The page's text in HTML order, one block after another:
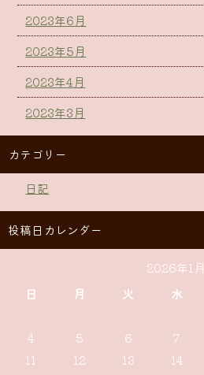
2023年6月
2023年5月
2023年4月
2023年3月
カテゴリー
日記
投稿日カレンダー
2026年1月
日
月 火 水
4
5 6 7
11
12 13 14